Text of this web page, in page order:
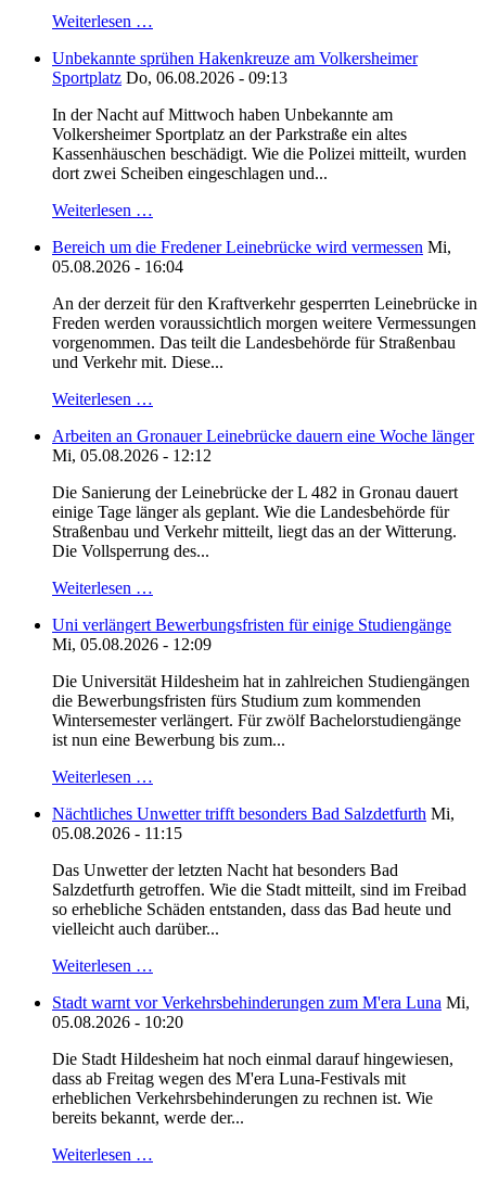
Weiterlesen …
Unbekannte sprühen Hakenkreuze am Volkersheimer
Sportplatz Do, 06.08.2026 - 09:13
In der Nacht auf Mittwoch haben Unbekannte am
Volkersheimer Sportplatz an der Parkstraße ein altes
Kassenhäuschen beschädigt. Wie die Polizei mitteilt, wurden
dort zwei Scheiben eingeschlagen und...
Weiterlesen …
Bereich um die Fredener Leinebrücke wird vermessen Mi,
05.08.2026 - 16:04
An der derzeit für den Kraftverkehr gesperrten Leinebrücke in
Freden werden voraussichtlich morgen weitere Vermessungen
vorgenommen. Das teilt die Landesbehörde für Straßenbau
und Verkehr mit. Diese...
Weiterlesen …
Arbeiten an Gronauer Leinebrücke dauern eine Woche länger
Mi, 05.08.2026 - 12:12
Die Sanierung der Leinebrücke der L 482 in Gronau dauert
einige Tage länger als geplant. Wie die Landesbehörde für
Straßenbau und Verkehr mitteilt, liegt das an der Witterung.
Die Vollsperrung des...
Weiterlesen …
Uni verlängert Bewerbungsfristen für einige Studiengänge
Mi, 05.08.2026 - 12:09
Die Universität Hildesheim hat in zahlreichen Studiengängen
die Bewerbungsfristen fürs Studium zum kommenden
Wintersemester verlängert. Für zwölf Bachelorstudiengänge
ist nun eine Bewerbung bis zum...
Weiterlesen …
Nächtliches Unwetter trifft besonders Bad Salzdetfurth Mi,
05.08.2026 - 11:15
Das Unwetter der letzten Nacht hat besonders Bad
Salzdetfurth getroffen. Wie die Stadt mitteilt, sind im Freibad
so erhebliche Schäden entstanden, dass das Bad heute und
vielleicht auch darüber...
Weiterlesen …
Stadt warnt vor Verkehrsbehinderungen zum M'era Luna Mi,
05.08.2026 - 10:20
Die Stadt Hildesheim hat noch einmal darauf hingewiesen,
dass ab Freitag wegen des M'era Luna-Festivals mit
erheblichen Verkehrsbehinderungen zu rechnen ist. Wie
bereits bekannt, werde der...
Weiterlesen …